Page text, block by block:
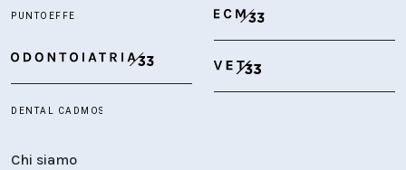
Chi siamo